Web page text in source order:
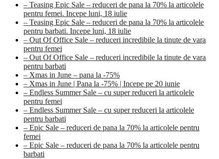
– Teasing Epic Sale – reduceri de pana la 70% la articolele
pentru femei. Incepe luni, 18 iulie
– Teasing Epic Sale – reduceri de pana la 70% la articolele
pentru barbati. Incepe luni, 18 iulie
– Out Of Office Sale – reduceri incredibile la tinute de vara
pentru femei
– Out Of Office Sale – reduceri incredibile la tinute de vara
pentru barbati
– Xmas in June – pana la -75%
– Xmas in June | Pana la -75% | Incepe pe 20 iunie
– Endless Summer Sale – cu super reduceri la articolele
pentru femei
– Endless Summer Sale – cu super reduceri la articolele
pentru barbati
– Epic Sale – reduceri de pana la 70% la articolele pentru
femei
– Epic Sale – reduceri de pana la 70% la articolele pentru
barbati